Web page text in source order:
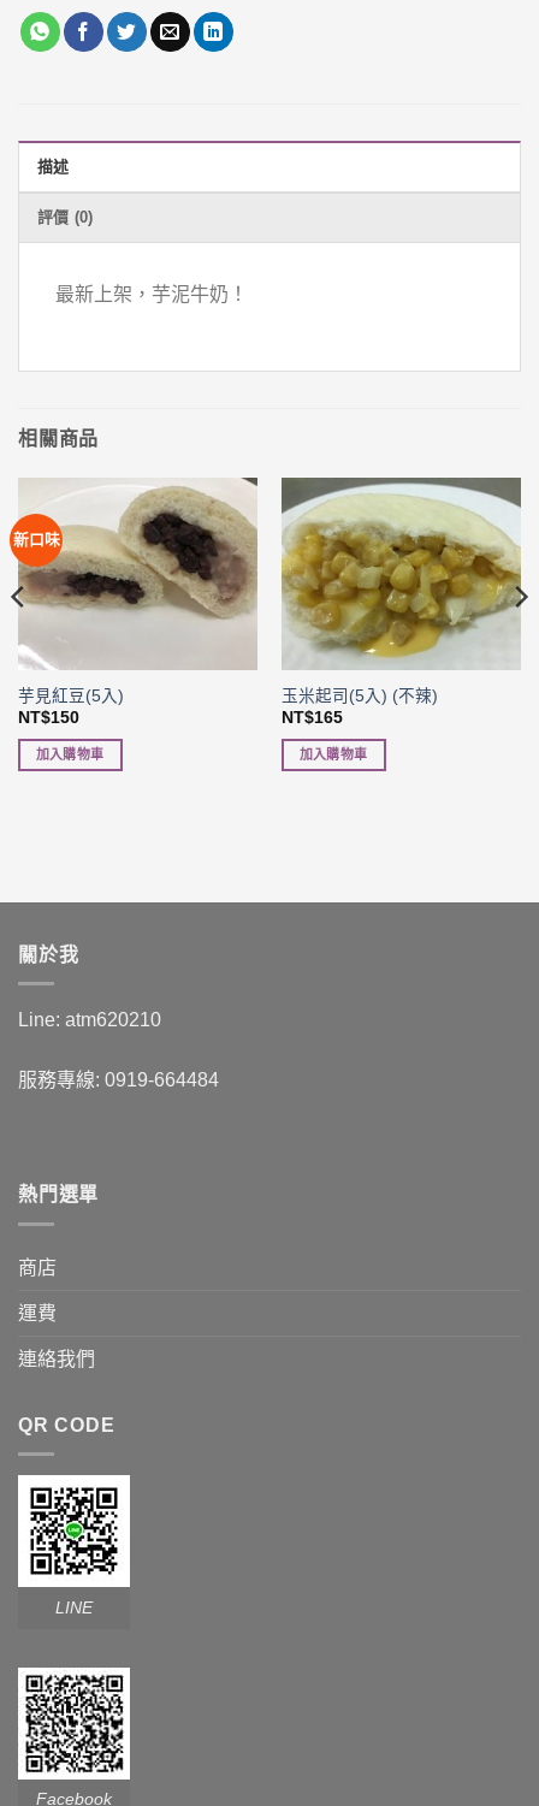
描述
評價 (0)
最新上架，芋泥牛奶！
相關商品
新口味
芋見紅豆(5入)
NT$150
加入購物車
玉米起司(5入) (不辣)
NT$165
加入購物車
關於我
Line: atm620210
服務專線: 0919-664484
熱門選單
商店
運費
連絡我們
QR CODE
LINE
Facebook